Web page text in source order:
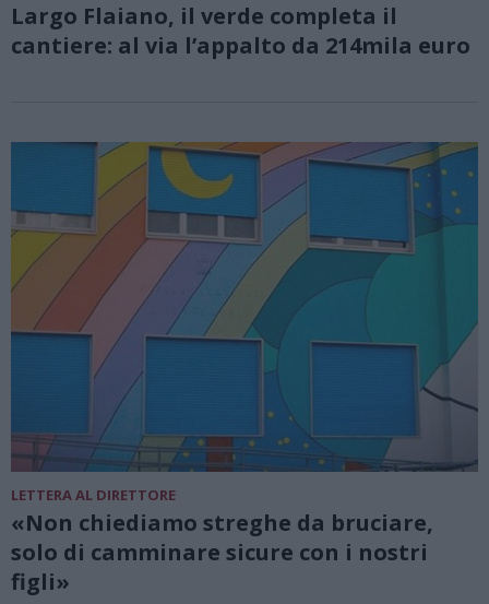
Largo Flaiano, il verde completa il
cantiere: al via l’appalto da 214mila euro
LETTERA AL DIRETTORE
«Non chiediamo streghe da bruciare,
solo di camminare sicure con i nostri
figli»